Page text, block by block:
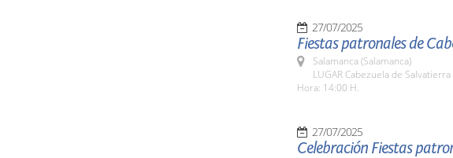
27/07/2025
Fiestas patronales de
Salamanca (Salamanca)
LUGAR Cabezuela de Salvatierra
Hora: 14:00 H.
27/07/2025
Celebración Fiestas